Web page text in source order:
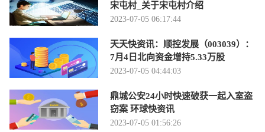
宋屯村_关于宋屯村介绍
2023-07-05 06:17:44
天天快资讯：顺控发展（003039）：
7月4日北向资金增持5.33万股
2023-07-05 04:44:03
鼎城公安24小时快速破获一起入室盗
窃案 环球快资讯
2023-07-05 01:56:26